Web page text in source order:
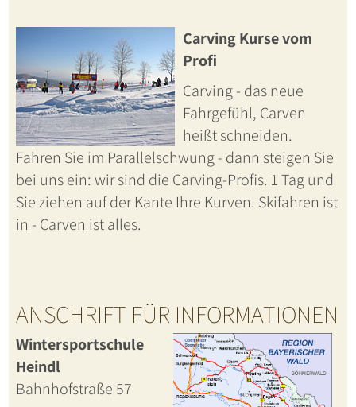
Carving Kurse vom
Profi
Carving - das neue
Fahrgefühl, Carven
heißt schneiden.
Fahren Sie im Parallelschwung - dann steigen Sie
bei uns ein: wir sind die Carving-Profis. 1 Tag und
Sie ziehen auf der Kante Ihre Kurven. Skifahren ist
in - Carven ist alles.
ANSCHRIFT FÜR INFORMATIONEN
Wintersportschule
Heindl
Bahnhofstraße 57